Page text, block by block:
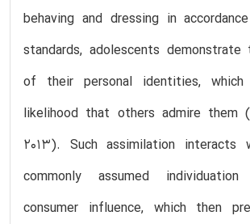
behaving and dressing in
standards, adolescents demonstrate
of their personal identities, which
likelihood that others admire them
2013). Such assimilation interacts
commonly assumed
consumer influence, which then